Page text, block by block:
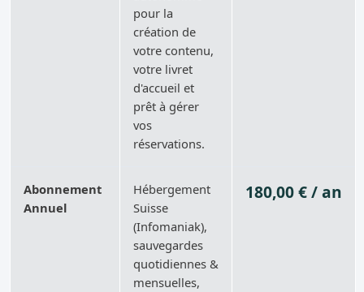
pour la
création de
votre contenu,
votre livret
d'accueil et
prêt à gérer
vos
réservations.
Abonnement
Annuel
Hébergement
Suisse
(Infomaniak),
sauvegardes
quotidiennes &
mensuelles,
180,00 € / an